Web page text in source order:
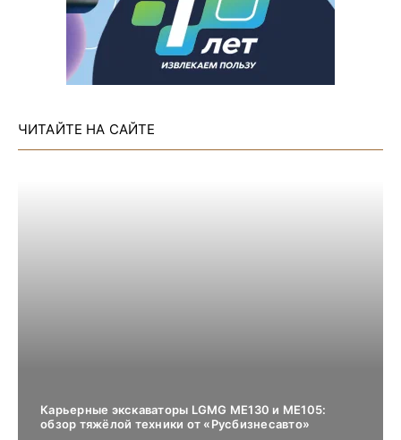
ЧИТАЙТЕ НА САЙТЕ
Карьерные экскаваторы LGMG ME130 и ME105:
обзор тяжёлой техники от «Русбизнесавто»